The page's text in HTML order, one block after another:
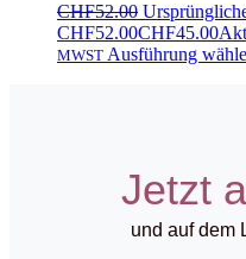
CHF52.00
CHF52.00CHF45.00
MWST Ausführung
Jetzt
und auf dem